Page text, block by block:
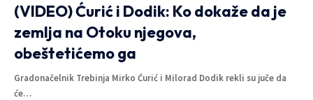
(VIDEO) Ćurić i Dodik: Ko dokaže da je
zemlja na Otoku njegova,
obeštetićemo ga
Gradonačelnik Trebinja Mirko Ćurić i Milorad Dodik rekli su juče da
će…